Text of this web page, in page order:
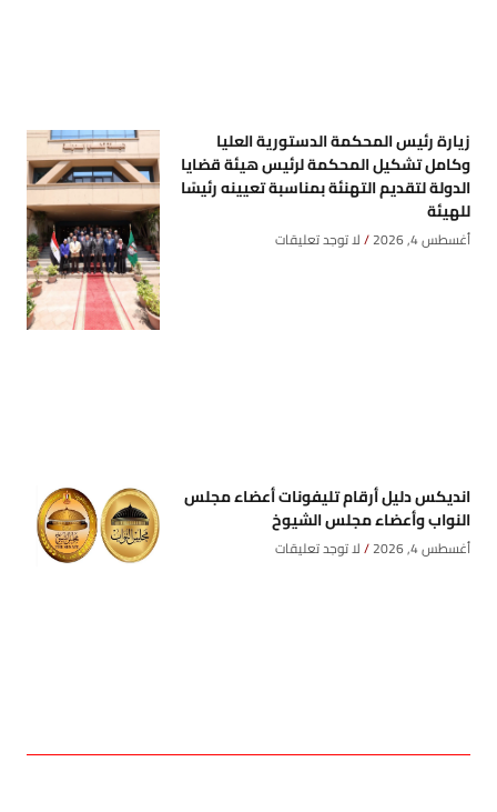
زيارة رئيس المحكمة الدستورية العليا
وكامل تشكيل المحكمة لرئيس هيئة قضايا
الدولة لتقديم التهنئة بمناسبة تعيينه رئيسًا
للهيئة
أغسطس 4, 2026 لا توجد تعليقات
انديكس دليل أرقام تليفونات أعضاء مجلس
النواب وأعضاء مجلس الشيوخ
أغسطس 4, 2026 لا توجد تعليقات